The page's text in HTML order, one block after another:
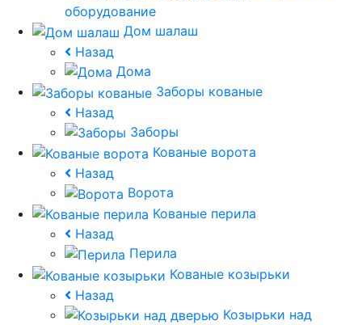
оборудование
Дом шалаш
Назад
Дома
Заборы кованые
Назад
Заборы
Кованые ворота
Назад
Ворота
Кованые перила
Назад
Перила
Кованые козырьки
Назад
Козырьки над